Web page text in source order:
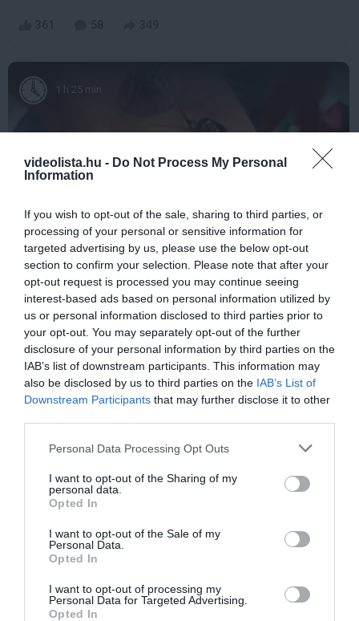
videolista.hu - Do Not Process My Personal
Information
If you wish to opt-out of the sale, sharing to third parties, or
processing of your personal or sensitive information for
targeted advertising by us, please use the below opt-out
section to confirm your selection. Please note that after your
opt-out request is processed you may continue seeing
interest-based ads based on personal information utilized by
us or personal information disclosed to third parties prior to
your opt-out. You may separately opt-out of the further
disclosure of your personal information by third parties on the
IAB’s list of downstream participants. This information may
also be disclosed by us to third parties on the IAB’s List of
Downstream Participants that may further disclose it to other
Please note that this website/app uses one or more Google
not limited to your visit or usage behaviour. You may click to
grant or deny consent to Google and its third-party tags to
use your data for below specified purposes in below Google
consent section.
Personal Data Processing Opt Outs
I want to opt-out of the Sharing of my
personal data.
Opted In
I want to opt-out of the Sale of my
Personal Data.
Opted In
I want to opt-out of processing my
Personal Data for Targeted Advertising.
Opted In
1 h 25 min
5 Hidden Signs You Have Worms Inside Your
Body
173 107 361
Fungus Dries Up And Falls Off After The First